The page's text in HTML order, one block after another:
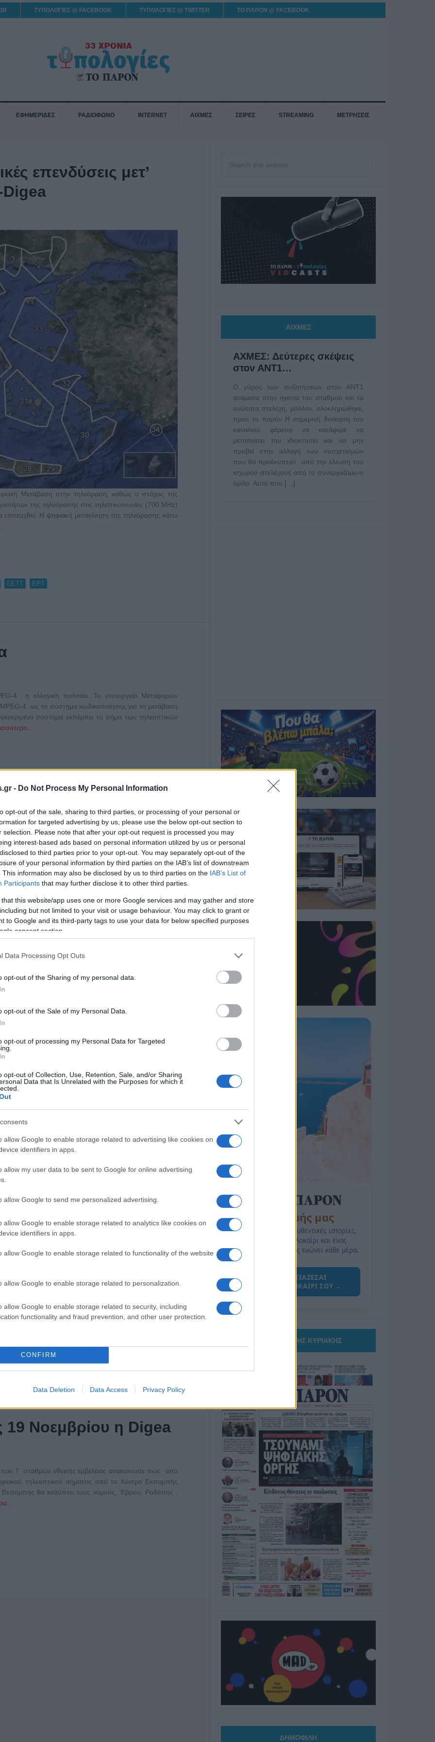
- Do Not Process My Personal Information
opt-out of the sale, sharing to third parties, or processing of your personal or
for targeted advertising by us, please use the below opt-out section to
selection. Please note that after your opt-out request is processed you may
interest-based ads based on personal information utilized by us or personal
to third parties prior to your opt-out. You may separately opt-out of the
of your personal information by third parties on the IAB’s list of downstream
This information may also be disclosed by us to third parties on the IAB’s List of
Participants that may further disclose it to other third parties.
that this website/app uses one or more Google services and may gather and store
but not limited to your visit or usage behaviour. You may click to grant or
to Google and its third-party tags to use your data for below specified purposes
consent section.
Data Processing Opt Outs
opt-out of the Sharing of my personal data.
opt-out of the Sale of my Personal Data.
opt-out of processing my Personal Data for Targeted
opt-out of Collection, Use, Retention, Sale, and/or Sharing
Data that Is Unrelated with the Purposes for which it
allow Google to enable storage related to advertising like cookies on
identifiers in apps.
allow my user data to be sent to Google for online advertising
allow Google to send me personalized advertising.
allow Google to enable storage related to analytics like cookies on
identifiers in apps.
allow Google to enable storage related to functionality of the website
allow Google to enable storage related to personalization.
allow Google to enable storage related to security, including
functionality and fraud prevention, and other user protection.
CONFIRM
Data Deletion Data Access Privacy Policy
ΤΥΠΟΛΟΓΙΕΣ @ FACEBOOK ΤΥΠΟΛΟΓΙΕΣ @ TWITTER ΤΟ ΠΑΡΟΝ @ FACEBOOK
ΕΦΗΜΕΡΙΔΕΣ ΡΑΔΙΟΦΩΝΟ INTERNET ΑΙΧΜΕΣ ΣΕΙΡΕΣ STREAMING ΜΕΤΡΗΣΕΙΣ
επενδύσεις μετ’
Μετάβαση στην τηλεόραση, καθώς ο στόχος της
της τηλεόρασης στις τηλεπικοινωνίες (700 MHz)
Η ψηφιακή μετακίνηση της τηλεόρασης κάτω
ΕΕΤΤ ΕΡΤ
4 η ελληνική πολιτεία. Το υπουργείο Μεταφορών
MPEG-4, ως το σύστημα κωδικοποίησης για τη μετάβαση
σύστημα εκπέμπει το σήμα των τηλεοπτικών
4 , ΕΡΤ
MPEG-4 η DIGEA
2010 ξεκινά η ψηφιακή εκπομπή των δύο
της ανατολικής Θράκης από το Κέντρο Εκπομπής
Οι περιοχές ψηφιακής κάλυψης θα είναι το νότιο
Περισσότερα...
ΕΡΤ κατά τη συνεδρίαση της Τρίτης 19 Οκτωβρίου πριν
και με αφορμή σειρά σχολίων που αφορούν σε
εξέφρασε την αμέριστη εμπιστοσύνη του στα
19 Νοεμβρίου η Digea
των 7 σταθμών εθνικής εμβέλειας ανακοίνωσε πως από
τηλεοπτικού σήματος από το Κέντρο Εκπομπής
θα καλύπτει τους νομούς, Έβρου, Ροδόπης ,
ΑΙΧΜΕΣ
ΑΧΜΕΣ: Δεύτερες σκέψεις
στον ΑΝΤ1…
Ο γύρος των συζητήσεων στον ΑΝΤ1
ανάμεσα στην ηγεσία του σταθμού και τα
ανώτατα στελέχη, μάλλον, ολοκληρώθηκε,
προς το παρόν Η σημερινή διοίκηση του
καναλιού φέρεται να κατάφερε να
μεταπείσει την ιδιοκτησία και να μην
προβεί στην αλλαγή των συσχετισμών
που θα προέκυπταν από την έλευση του
ισχυρού στελέχους από το συνεργαζόμενο
όμιλο. Αυτό που […]
της Ζωής μας
Οι άνθρωποι, οι αυθεντικές ιστορίες,
το ελληνικό καλοκαίρι και ένας
πολιτισμός που μας ενώνει κάθε μέρα.
ΟΣΑ ΧΡΕΙΑΖΕΣΑΙ
ΓΙΑ ΤΟ ΚΑΛΟΚΑΙΡΙ ΣΟΥ →
ΤΟ ΠΑΡΟΝ ΤΗΣ ΚΥΡΙΑΚΗΣ
ΔΗΜΟΦΙΛΗ